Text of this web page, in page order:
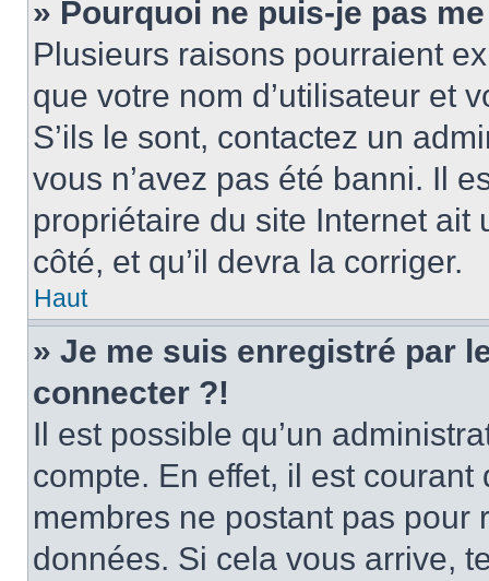
» Pourquoi ne puis-je pas
Plusieurs raisons pourraient
que votre nom d’utilisateur et
S’ils le sont, contactez un
vous n’avez pas été banni. Il
propriétaire du site Internet
côté, et qu’il devra la corriger.
Haut
» Je me suis enregistré par
connecter ?!
Il est possible qu’un
compte. En effet, il est
membres ne postant pas
données. Si cela vous arrive,